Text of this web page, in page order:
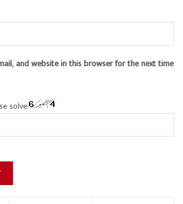
and website in this browser for the next time
solve: